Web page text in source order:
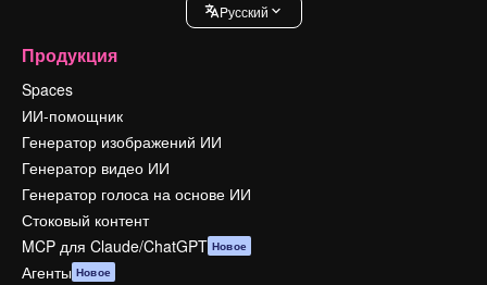
Pусский
Продукция
Spaces
ИИ-помощник
Генератор изображений ИИ
Генератор видео ИИ
Генератор голоса на основе ИИ
Стоковый контент
MCP для Claude/ChatGPT Новое
Агенты Новое